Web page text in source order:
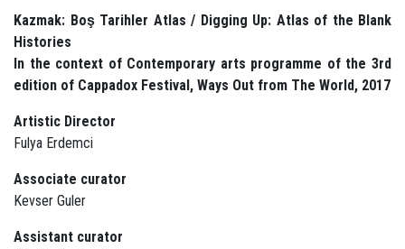
Kazmak: Boş Tarihler Atlas / Digging Up: Atlas of the Blank
Histories
In the context of Contemporary arts programme of the 3rd
edition of Cappadox Festival, Ways Out from The World, 2017
Artistic Director
Fulya Erdemci
Associate curator
Kevser Guler
Assistant curator